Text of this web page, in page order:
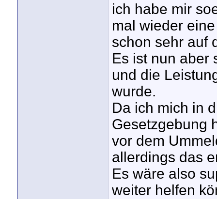
ich habe mir
mal wieder
schon sehr auf
Es ist nun aber
und die
wurde.
Da ich mich in
Gesetzgebung
vor dem
allerdings das
Es wäre also
weiter helfen